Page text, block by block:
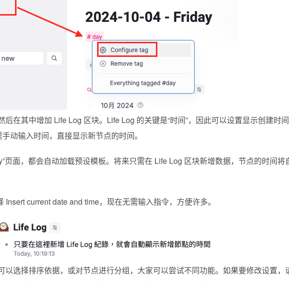
后在其中增加 Life Log 区块。Life Log 的关键是“时间”，因此可以设置显示创建时间
动输入时间，直接显示新节点的时间。
页面，都会自动加载预设模板。将来只需在 Life Log 区块新增数据，节点的时间将
current date and time，现在无需输入指令，方便许多。
选择排序依据，或对节点进行分组，大家可以尝试不同功能。如果要修改设置，